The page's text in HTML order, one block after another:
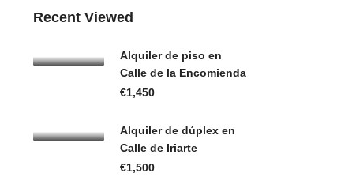
Recent Viewed
Alquiler de piso en
Calle de la Encomienda
€1,450
Alquiler de dúplex en
Calle de Iriarte
€1,500